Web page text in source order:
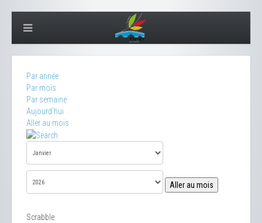
Par année
Par mois
Par semaine
Aujourd'hui
Aller au mois
Aller au mois
Scrabble